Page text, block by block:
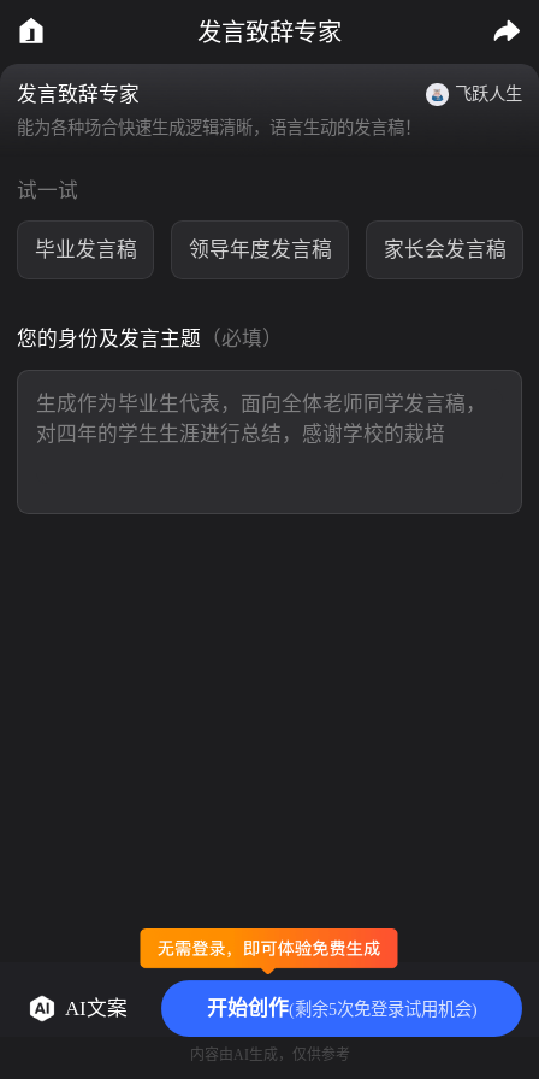
发言致辞专家
发言致辞专家 飞跃人生
能为各种场合快速生成逻辑清晰，语言生动的发言稿！
试一试
毕业发言稿 领导年度发言稿 家长会发言稿
您的身份及发言主题 （必填）
AI文案 开始创作(剩余5次免登录试用机会)
内容由AI生成，仅供参考